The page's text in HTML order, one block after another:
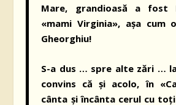
Mare, grandioasă a fost
«mami Virginia», așa cum
Gheorghiu!
S-a dus … spre alte zări …
convins că și acolo, în
cânta și încânta cerul cu